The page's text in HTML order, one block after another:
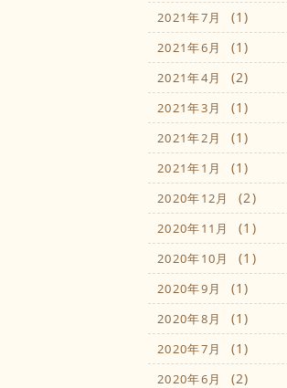
2021年7月 (1)
2021年6月 (1)
2021年4月 (2)
2021年3月 (1)
2021年2月 (1)
2021年1月 (1)
2020年12月 (2)
2020年11月 (1)
2020年10月 (1)
2020年9月 (1)
2020年8月 (1)
2020年7月 (1)
2020年6月 (2)